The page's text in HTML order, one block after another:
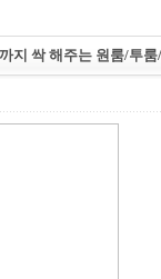
지 싹 해주는 원룸/투